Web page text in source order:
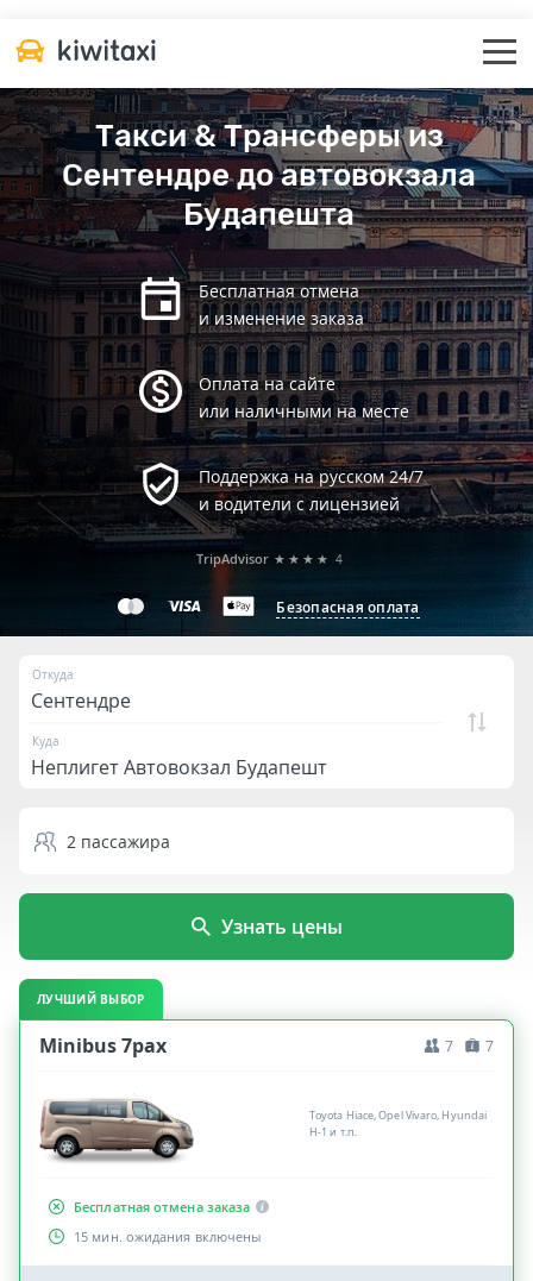
Такси & Трансферы из
Сентендре до автовокзала
Будапешта
Бесплатная отмена
и изменение заказа
Оплата на сайте
или наличными на месте
Поддержка на русском 24/7
и водители с лицензией
Безопасная оплата
TripAdvisor ★★★★ 4
Откуда
Куда
2 пассажира
Узнать цены
ЛУЧШИЙ ВЫБОР
Minibus 7pax 7 7
Toyota Hiace, Opel Vivaro, Hyundai
H-1 и т.п.
Бесплатная отмена заказа
15 мин. ожидания включены